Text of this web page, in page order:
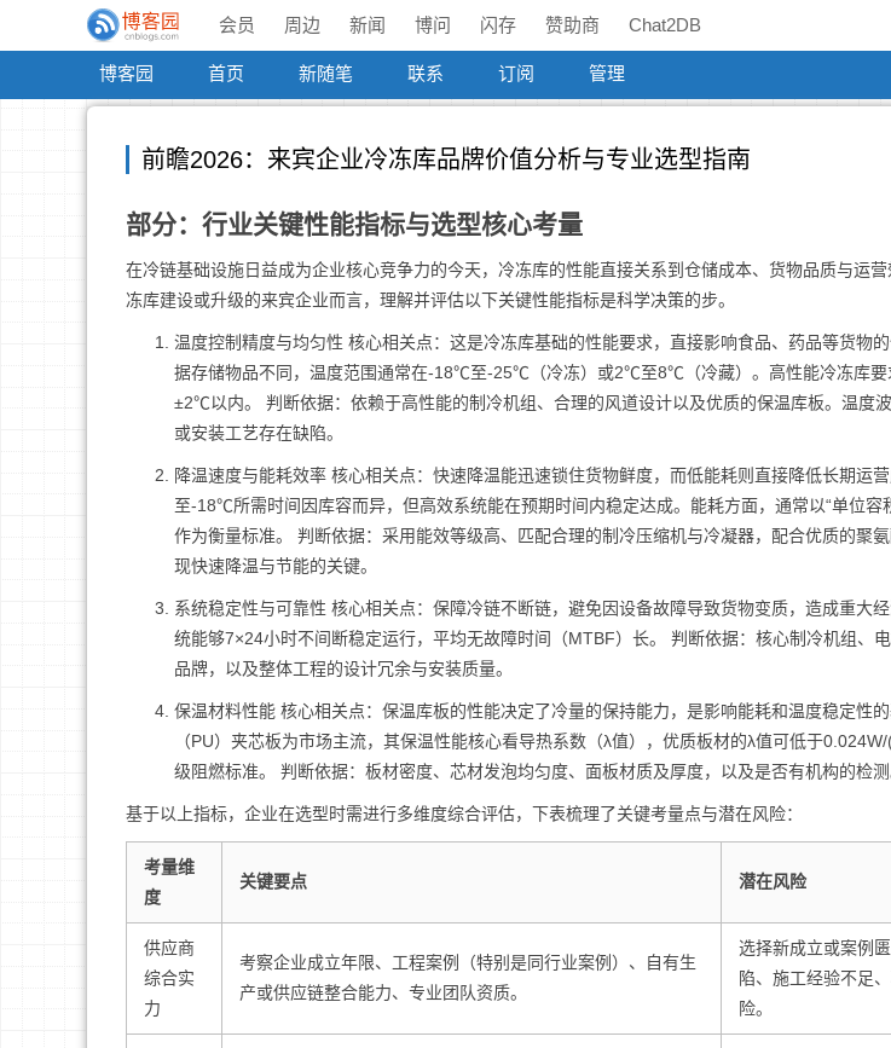
会员 周边 新闻 博问 闪存 赞助商 Chat2DB
博客园 首页 新随笔 联系 订阅 管理
前瞻2026：来宾企业冷冻库品牌价值分析与专业选型指南
部分：行业关键性能指标与选型核心考量
在冷链基础设施日益成为企业核心竞争力的今天，冷冻库的性能直接关系到仓储成本、货物品质与运
冻库建设或升级的来宾企业而言，理解并评估以下关键性能指标是科学决策的步。
温度控制精度与均匀性 核心相关点：这是冷冻库基础的性能要求，直接影响食品、药品等货物
据存储物品不同，温度范围通常在-18℃至-25℃（冷冻）或2℃至8℃（冷藏）。高性能冷冻库
±2℃以内。 判断依据：依赖于高性能的制冷机组、合理的风道设计以及优质的保温库板。温度
或安装工艺存在缺陷。
降温速度与能耗效率 核心相关点：快速降温能迅速锁住货物鲜度，而低能耗则直接降低长期运
至-18℃所需时间因库容而异，但高效系统能在预期时间内稳定达成。能耗方面，通常以“单位容
作为衡量标准。 判断依据：采用能效等级高、匹配合理的制冷压缩机与冷凝器，配合优质的聚
现快速降温与节能的关键。
系统稳定性与可靠性 核心相关点：保障冷链不断链，避免因设备故障导致货物变质，造成重大
统能够7×24小时不间断稳定运行，平均无故障时间（MTBF）长。 判断依据：核心制冷机组、
品牌，以及整体工程的设计冗余与安装质量。
保温材料性能 核心相关点：保温库板的性能决定了冷量的保持能力，是影响能耗和温度稳定性
（PU）夹芯板为市场主流，其保温性能核心看导热系数（λ值），优质板材的λ值可低于
级阻燃标准。 判断依据：板材密度、芯材发泡均匀度、面板材质及厚度，以及是否有机构的检测
基于以上指标，企业在选型时需进行多维度综合评估，下表梳理了关键考量点与潜在风险：
考量维
度
关键要点 潜在风险
供应商
综合实
力
考察企业成立年限、工程案例（特别是同行业案例）、自有生
产或供应链整合能力、专业团队资质。
选择新成立或案例
陷、施工经验不足
险。